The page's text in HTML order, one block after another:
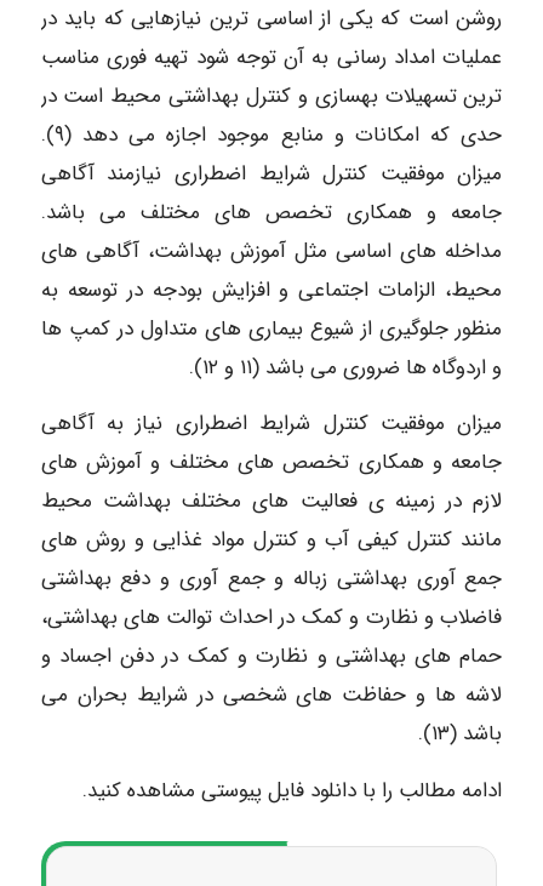
روشن است که یکی از اساسی ترین نیازهایی که باید در
عملیات امداد رسانی به آن توجه شود تهیه فوری مناسب
ترین تسهیلات بهسازی و کنترل بهداشتی محیط است در
حدی که امکانات و منابع موجود اجازه می دهد (۹).
میزان موفقیت کنترل شرایط اضطراری نیازمند آگاهی
جامعه و همکاری تخصص های مختلف می باشد.
مداخله های اساسی مثل آموزش بهداشت، آگاهی های
محیط، الزامات اجتماعی و افزایش بودجه در توسعه به
منظور جلوگیری از شیوع بیماری های متداول در کمپ ها
و اردوگاه ها ضروری می باشد (۱۱ و ۱۲).
میزان موفقیت کنترل شرایط اضطراری نیاز به آگاهی
جامعه و همکاری تخصص های مختلف و آموزش های
لازم در زمینه ی فعالیت های مختلف بهداشت محیط
مانند کنترل کیفی آب و کنترل مواد غذایی و روش های
جمع آوری بهداشتی زباله و جمع آوری و دفع بهداشتی
فاضلاب و نظارت و کمک در احداث توالت های بهداشتی،
حمام های بهداشتی و نظارت و کمک در دفن اجساد و
لاشه ها و حفاظت های شخصی در شرایط بحران می
باشد (۱۳).
ادامه مطالب را با دانلود فایل پیوستی مشاهده کنید.